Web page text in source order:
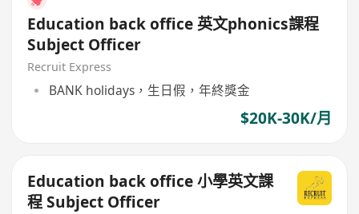
Education back office 英文phonics課程
Subject Officer
Recruit Express
BANK holidays，生日假，年終獎金
$20K-30K/月
Education back office 小學英文課
程 Subject Officer